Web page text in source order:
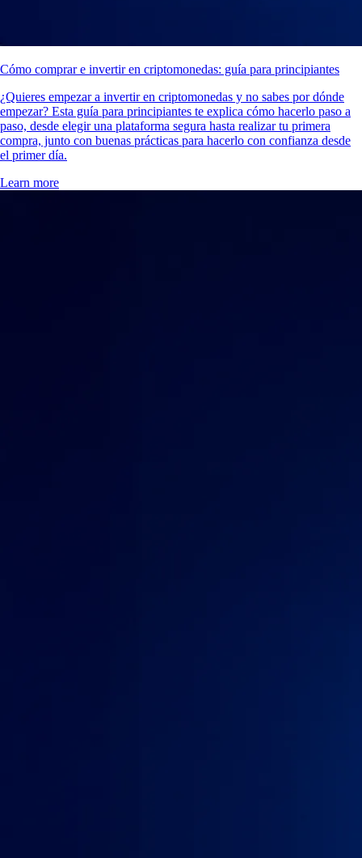
Cómo comprar e invertir en criptomonedas: guía para principiantes
¿Quieres empezar a invertir en criptomonedas y no sabes por dónde
empezar? Esta guía para principiantes te explica cómo hacerlo paso a
paso, desde elegir una plataforma segura hasta realizar tu primera
compra, junto con buenas prácticas para hacerlo con confianza desde
el primer día.
Learn more